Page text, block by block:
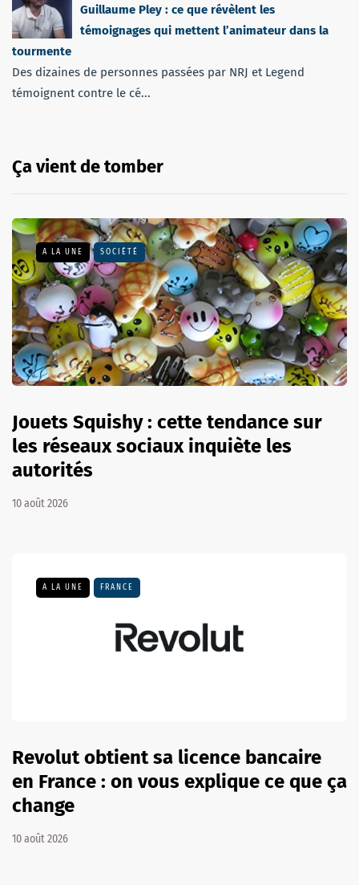
Guillaume Pley : ce que révèlent les
témoignages qui mettent l’animateur dans la
tourmente
Des dizaines de personnes passées par NRJ et Legend
témoignent contre le cé...
Ça vient de tomber
A LA UNE SOCIÉTÉ
Jouets Squishy : cette tendance sur
les réseaux sociaux inquiète les
autorités
10 août 2026
A LA UNE FRANCE
Revolut obtient sa licence bancaire
en France : on vous explique ce que ça
change
10 août 2026